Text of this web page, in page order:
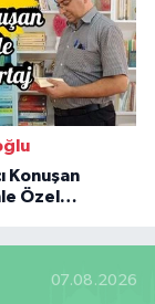
Konuşan
Özel
07.08.2026